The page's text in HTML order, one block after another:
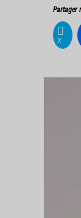
Partager
X